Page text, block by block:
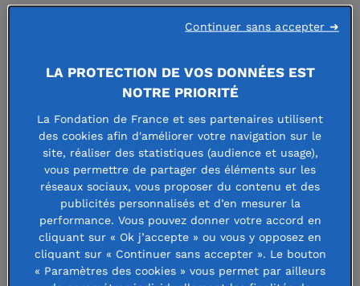
1 novembre 2022 | Modifié le 6 octobre 2025
Objectifs
Pour contribuer à relever ces défis, la Fondation de France
structure son appel à projets 2023 autour des trois
objectifs suivants :
Prendre en compte les singularités (potentiels et
fragilités) de chacun dans des approches
LA PROTECTION DE VOS DONNÉES EST
NOTRE PRIORITÉ
La Fondation de France et ses partenaires utilisent
des cookies afin d'améliorer votre navigation sur le
site, réaliser des statistiques (audience et usage),
vous permettre de partager des éléments sur les
réseaux sociaux, vous proposer du contenu et des
publicités personnalisés et d’en mesurer la
performance. Vous pouvez donner votre accord en
cliquant sur « Ok j’accepte » ou vous y opposez en
cliquant sur « Continuer sans accepter ». Le bouton
« Paramètres des cookies » vous permet par ailleurs
Continuer sans accepter ➜